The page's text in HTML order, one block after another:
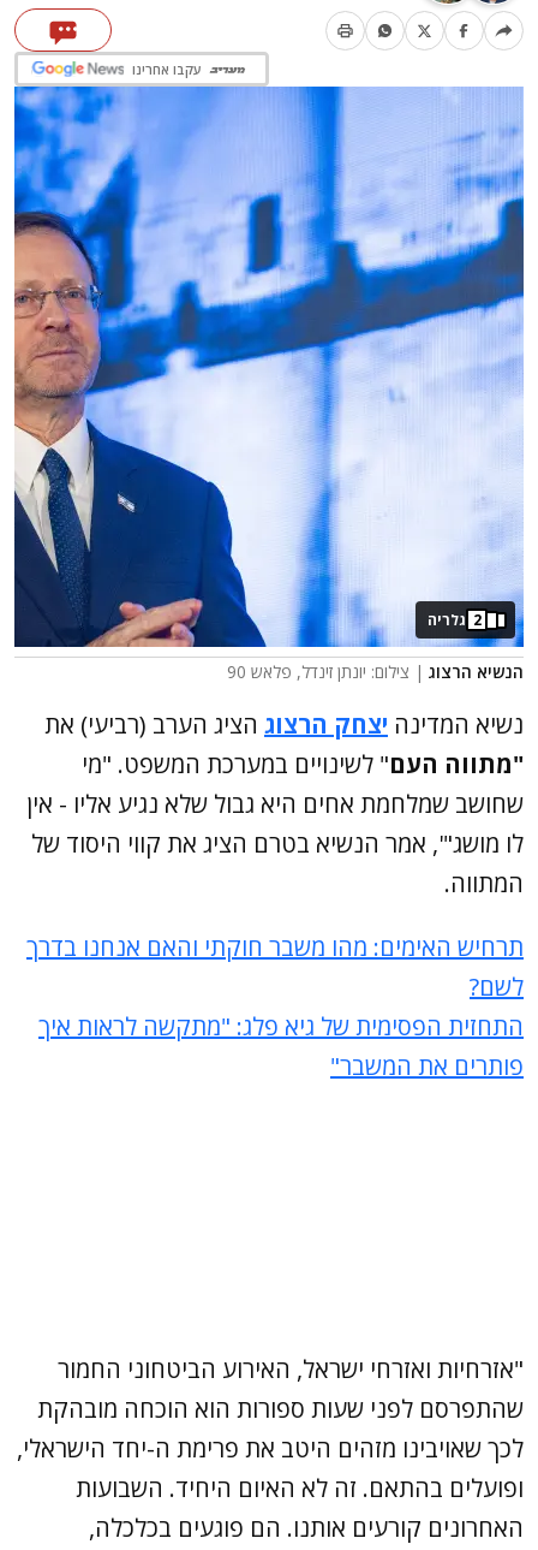
עקבו אחרינו
הנשיא הרצוג | צילום: יונתן זינדל, פלאש 90
2 גלריה
נשיא המדינה יצחק הרצוג הציג הערב (רביעי) את
"מתווה העם" לשינויים במערכת המשפט. "מי
שחושב שמלחמת אחים היא גבול שלא נגיע אליו - אין
לו מושג"', אמר הנשיא בטרם הציג את קווי היסוד של
המתווה.
תרחיש האימים: מהו משבר חוקתי והאם אנחנו בדרך
לשם?
התחזית הפסימית של גיא פלג: "מתקשה לראות איך
פותרים את המשבר"
"אזרחיות ואזרחי ישראל, האירוע הביטחוני החמור
שהתפרסם לפני שעות ספורות הוא הוכחה מובהקת
לכך שאויבינו מזהים היטב את פרימת ה-יחד הישראלי,
ופועלים בהתאם. זה לא האיום היחיד. השבועות
האחרונים קורעים אותנו. הם פוגעים בכלכלה,